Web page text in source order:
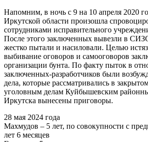
Напомним, в ночь с 9 на 10 апреля 2020
Иркутской области произошла
сотрудниками исправительного
После этого заключенных вывезли в
жестко пытали и насиловали. Целью
выбивание оговоров и самооговоров
организации бунта. По факту пыток в
заключенных-разработчиков были
дела, которые рассматривались в
уголовным делам Куйбышевским
Иркутска вынесены приговоры.
28 мая 2024 года
Махмудов – 5 лет, по совокупности с
лет 6 месяцев